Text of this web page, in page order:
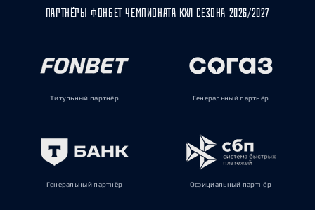
ПАРТНЁРЫ ФОНБЕТ ЧЕМПИОНАТА КХЛ СЕЗОНА 2026/2027
Титульный партнёр Генеральный партнёр
Генеральный партнёр Официальный партнёр